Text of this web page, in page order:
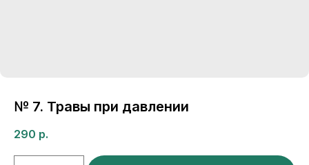
№ 7. Травы при давлении
290 р.